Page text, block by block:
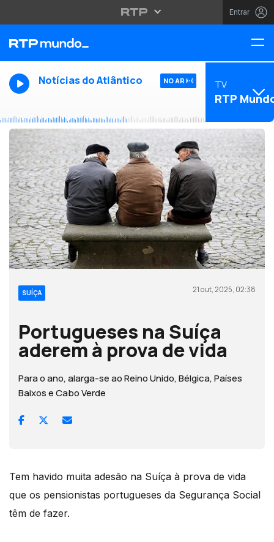
Entrar
Notícias do Atlântico NO AR TV
RTP
SUÍÇA 21 out, 2025, 02:38
Portugueses na Suíça
aderem à prova de vida
Para o ano, alarga-se ao Reino Unido, Bélgica, Países
Baixos e Cabo Verde
Tem havido muita adesão na Suíça à prova de vida
que os pensionistas portugueses da Segurança Social
têm de fazer.